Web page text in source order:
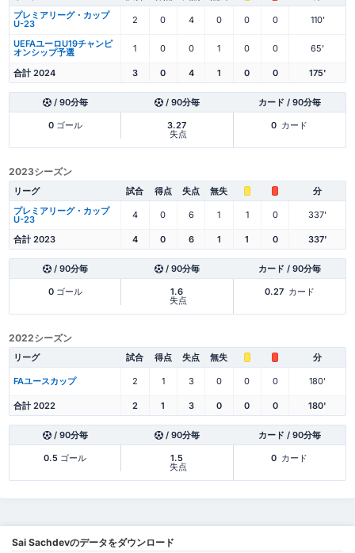
プレミアリーグ・カップ
U-23 2 0 4 0 0 0 110'
UEFAユーロU19チャンピ
オンシップ予選 1 0 0 1 0 0 65'
合計 2024 3 0 4 1 0 0 175'
/ 90分毎 / 90分毎 カード / 90分毎
0ゴール 3.27
失点
0 カード
2023シーズン
リーグ 試合 得点 失点 無失
分
プレミアリーグ・カップ
U-23 4 0 6 1 1 0 337'
合計 2023 4 0 6 1 1 0 337'
/ 90分毎 / 90分毎 カード / 90分毎
0ゴール 1.6
失点
0.27 カード
2022シーズン
リーグ 試合 得点 失点 無失 分
FAユースカップ 2 1 3 0 0 0 180'
合計 2022 2 1 3 0 0 0 180'
/ 90分毎 / 90分毎 カード / 90分毎
0.5 ゴール 1.5
失点
0 カード
Sai Sachdevのデータをダウンロード